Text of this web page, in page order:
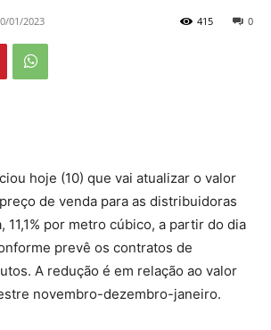
01/2023 0
415
hoje (10) que vai atualizar o valor
de venda para as distribuidoras
11,1% por metro cúbico, a partir do dia
prevê os contratos de
A redução é em relação ao valor
novembro-dezembro-janeiro.